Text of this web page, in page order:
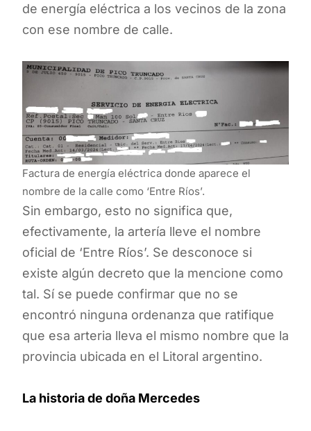
de energía eléctrica a los vecinos de la zona
con ese nombre de calle.
Factura de energía eléctrica donde aparece el
nombre de la calle como ‘Entre Ríos’.
Sin embargo, esto no significa que,
efectivamente, la artería lleve el nombre
oficial de ‘Entre Ríos’. Se desconoce si
existe algún decreto que la mencione como
tal. Sí se puede confirmar que no se
encontró ninguna ordenanza que ratifique
que esa arteria lleva el mismo nombre que la
provincia ubicada en el Litoral argentino.
La historia de doña Mercedes